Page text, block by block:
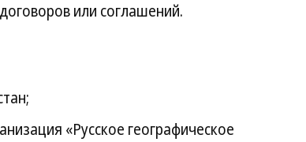
или соглашений.
«Русское географическое